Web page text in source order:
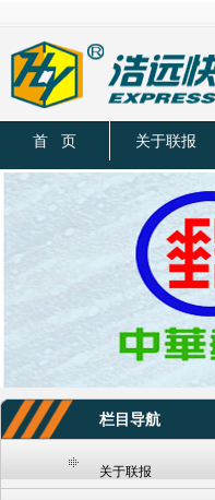
首 页 关于联报
栏目导航
关于联报